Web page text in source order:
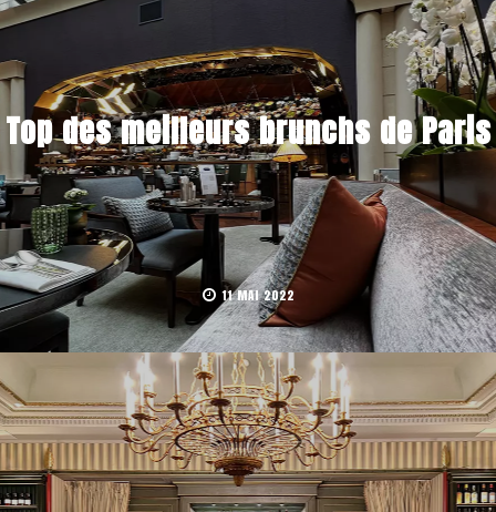
Top des meilleurs brunchs de Paris
11 MAI 2022